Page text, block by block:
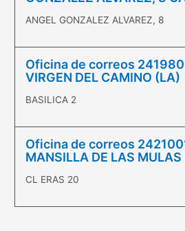
ANGEL GONZALEZ ALVAREZ, 8
Oficina de correos
VIRGEN DEL CAMINO (LA)
BASILICA 2
Oficina de correos
MANSILLA DE LAS MULAS
CL ERAS 20